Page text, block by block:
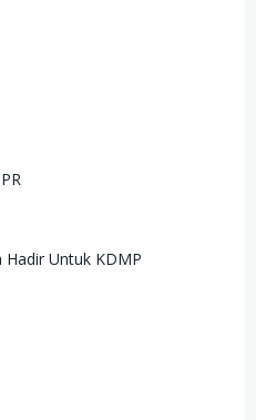
Hadir Untuk KDMP